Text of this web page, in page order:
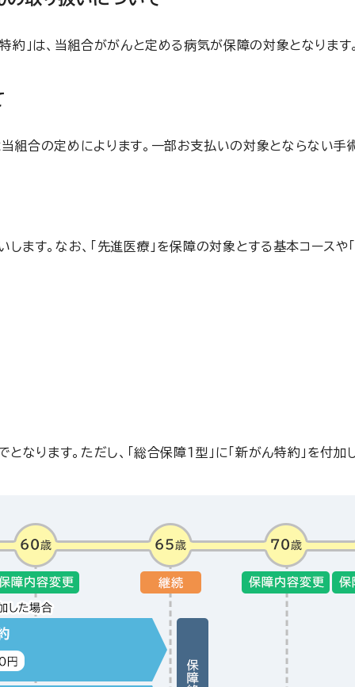
特約」は、当組合ががんと定める病気が保障の対象となります
当組合の定めによります。一部お支払いの対象とならない手
お、「先進医療」を保障の対象とする基本コー
ります。ただし、「総合保障１型」に「新がん特約」を